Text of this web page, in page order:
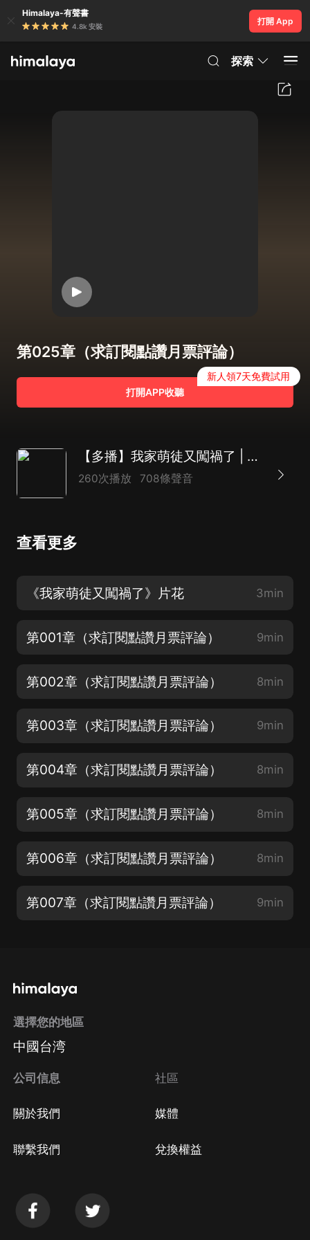
Himalaya-有聲書
4.8k 安裝
打開 App
探索
第025章（求訂閱點讚月票評論）
打開APP收聽
新人領7天免費試用
【多播】我家萌徒又闖禍了 | 穿越架空
260次播放 708條聲音
查看更多
《我家萌徒又闖禍了》片花 3min
第001章（求訂閱點讚月票評論） 9min
第002章（求訂閱點讚月票評論） 8min
第003章（求訂閱點讚月票評論） 9min
第004章（求訂閱點讚月票評論） 8min
第005章（求訂閱點讚月票評論） 8min
第006章（求訂閱點讚月票評論） 8min
第007章（求訂閱點讚月票評論） 9min
選擇您的地區
中國台湾
公司信息
關於我們
聯繫我們
社區
媒體
兌換權益